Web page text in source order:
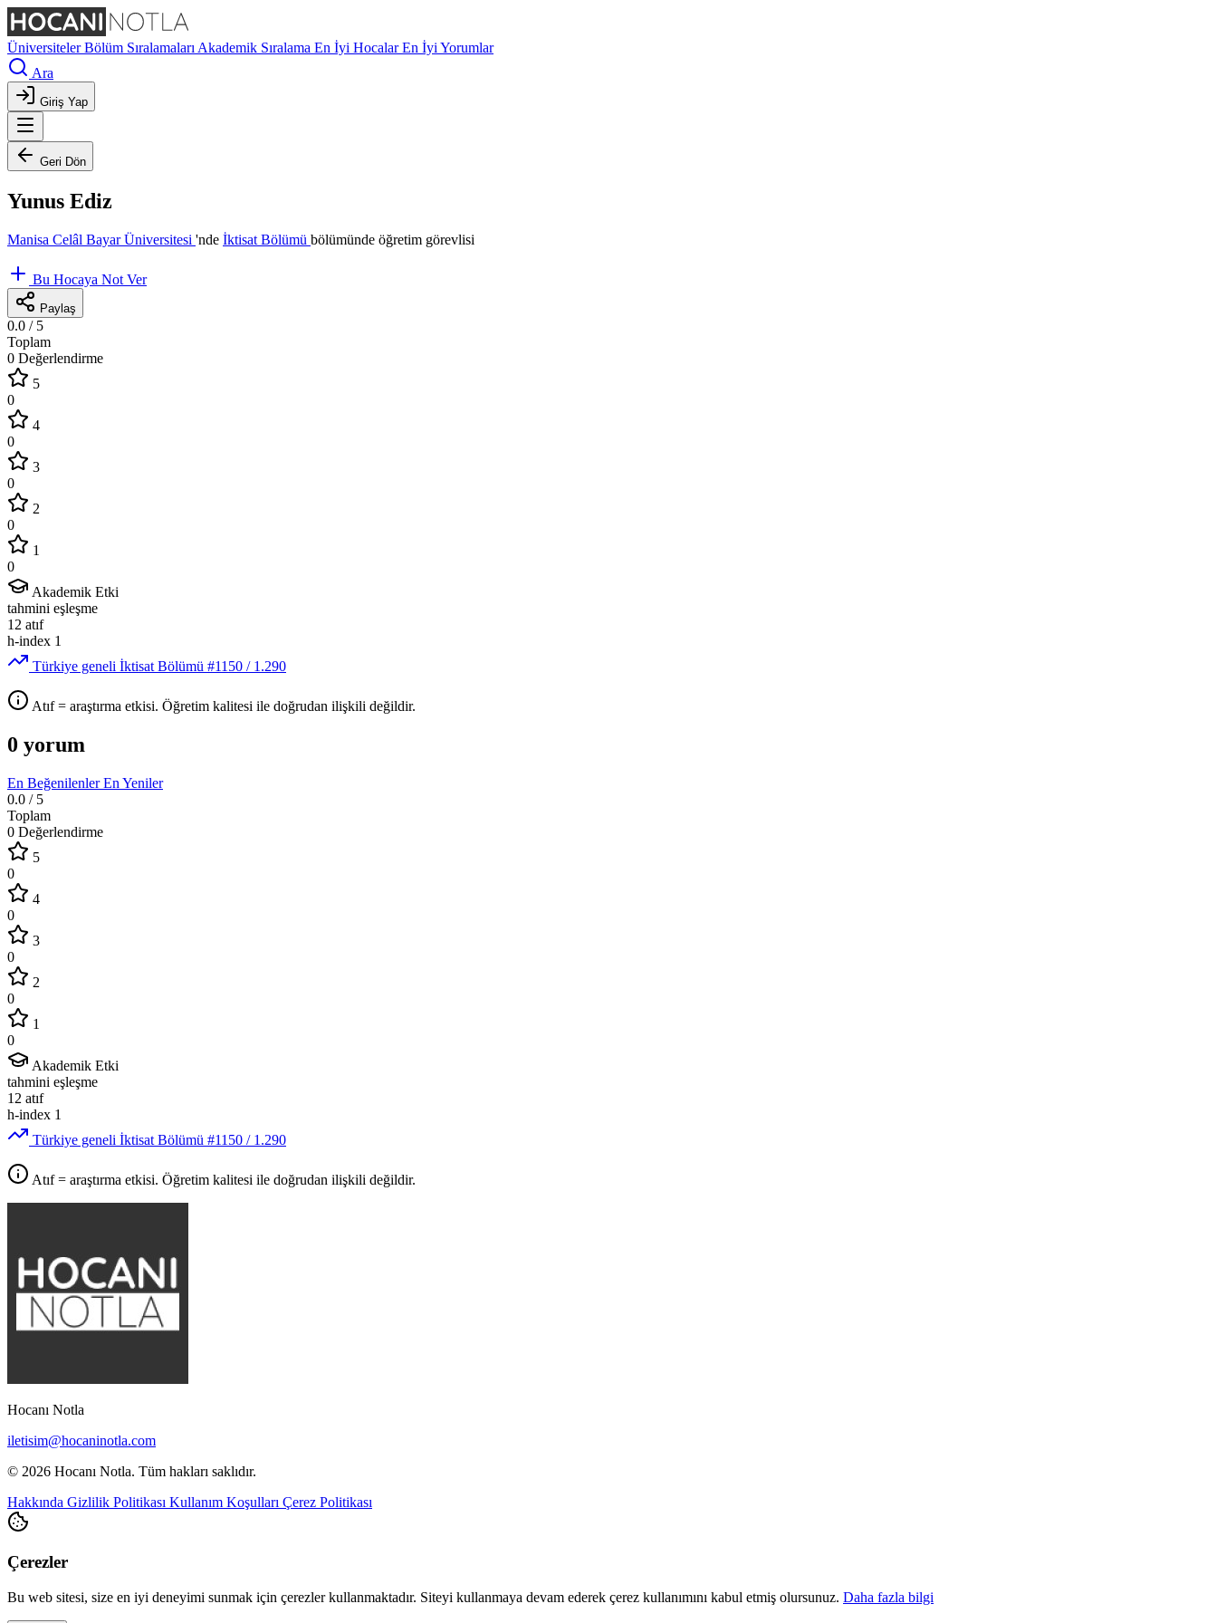
ÜniversitelerBölüm Sıralamaları Akademik Sıralama En İyi HocalarEn İyi Yorumlar
Ara
Giriş Yap
Geri Dön
Yunus Ediz
Manisa Celâl Bayar Üniversitesi 'nde İktisat Bölümü bölümünde öğretim görevlisi
Bu Hocaya Not Ver
Paylaş
0.0 / 5
Toplam
0 Değerlendirme
5
0
4
0
3
0
2
0
1
0
Akademik Etki
tahmini eşleşme
12 atıf
h-index 1
Türkiye geneli İktisat Bölümü #1150 / 1.290
Atıf = araştırma etkisi. Öğretim kalitesi ile doğrudan ilişkili değildir.
0 yorum
En BeğenilenlerEn Yeniler
0.0 / 5
Toplam
0 Değerlendirme
5
0
4
0
3
0
2
0
1
0
Akademik Etki
tahmini eşleşme
12 atıf
h-index 1
Türkiye geneli İktisat Bölümü #1150 / 1.290
Atıf = araştırma etkisi. Öğretim kalitesi ile doğrudan ilişkili değildir.
Hocanı Notla
iletisim@hocaninotla.com
© 2026 Hocanı Notla. Tüm hakları saklıdır.
Hakkında Gizlilik Politikası Kullanım Koşulları Çerez Politikası
Çerezler
Bu web sitesi, size en iyi deneyimi sunmak için çerezler kullanmaktadır. Siteyi kullanmaya devam ederek çerez kullanımını kabul etmiş olursunuz. Daha fazla bilgi